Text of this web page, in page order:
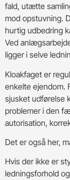
fald, utætte
mod opstuvning.
hurtig udbedring
Ved
ligger i selve
Kloakfaget er
enkelte ejendom.
sjusket udførelse
problemer i den
autorisation,
Det er også her,
Hvis der ikke er
ledningsforhold